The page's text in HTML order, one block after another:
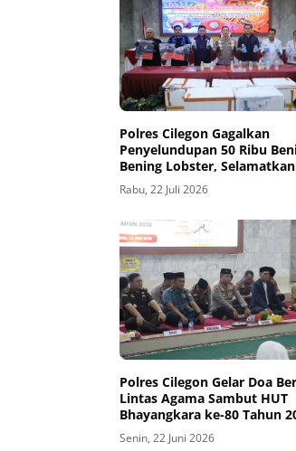
Polres Cilegon Gagalkan
Penyelundupan 50 Ribu
Bening Lobster, Selamatkan
Kerugian Negara Rp7,5 Miliar
Rabu, 22 Juli 2026
Polres Cilegon Gelar Doa
Lintas Agama Sambut HUT
Bhayangkara ke-80 Tahun
Senin, 22 Juni 2026